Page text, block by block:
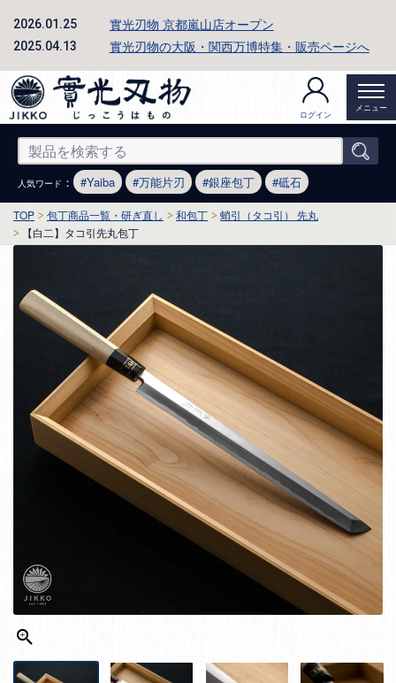
2026.01.25 實光刃物 京都嵐山店オープン
2025.04.13 實光刃物の大阪・関西万博特集・販売ページへ
ログイン
メニュー
人気ワード ： Yaiba 万能片刃 銀座包丁 砥石
TOP 包丁商品一覧・研ぎ直し 和包丁
蛸引（タコ引） 先丸
【白二】タコ引先丸包丁